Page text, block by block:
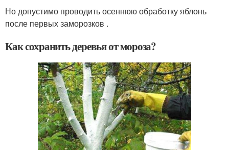
Но допустимо проводить осеннюю обработку яблонь
после первых заморозков .
Как сохранить деревья от мороза?